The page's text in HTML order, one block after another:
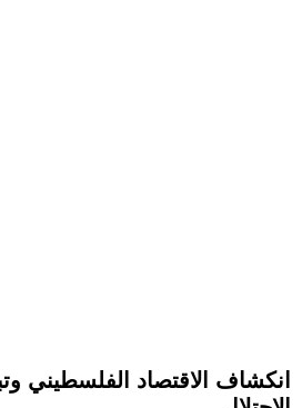
انكشاف الاقتصاد الفلسطيني